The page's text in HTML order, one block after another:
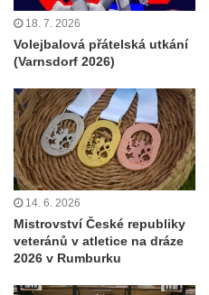
18. 7. 2026
Volejbalová přátelská utkání
(Varnsdorf 2026)
14. 6. 2026
Mistrovství České republiky
veteránů v atletice na dráze
2026 v Rumburku